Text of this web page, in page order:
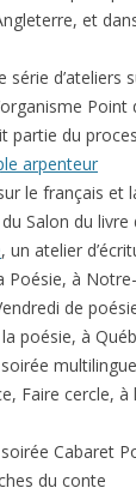
et
série d’ateliers
partie du
arpenteur
le français et
du Salon du
, un atelier
Poésie, à
de
poésie, à
Faire cercle, à
Cabaret
du conte